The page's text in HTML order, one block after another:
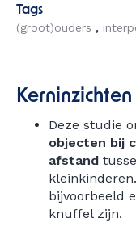
Tags
(groot)ouders
Kerninzichten
Deze studie
objecten bij
afstand
bijvoorbeeld
knuffel zijn.